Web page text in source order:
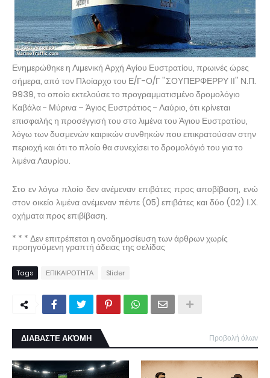
Ενημερώθηκε η Λιμενική Αρχή Αγίου Ευστρατίου, πρωινές ώρες
σήμερα, από τον Πλοίαρχο του Ε/Γ-Ο/Γ ''ΣΟΥΠΕΡΦΕΡΡΥ ΙΙ'' Ν.Π.
9939, το οποίο εκτελούσε το προγραμματισμένο δρομολόγιο
Καβάλα - Μύρινα – Άγιος Ευστράτιος - Λαύριο, ότι κρίνεται
επισφαλής η προσέγγισή του στο λιμένα του Άγιου Ευστρατίου,
λόγω των δυσμενών καιρικών συνθηκών που επικρατούσαν στην
περιοχή και ότι το πλοίο θα συνεχίσει το δρομολόγιό του για το
λιμένα Λαυρίου.
Στο εν λόγω πλοίο δεν ανέμεναν επιβάτες προς αποβίβαση, ενώ
στον οικείο λιμένα ανέμεναν πέντε (05) επιβάτες και δύο (02) Ι.Χ.
οχήματα προς επιβίβαση.
* * * Δεν επιτρέπεται η αναδημοσίευση των άρθρων χωρίς
προηγούμενη γραπτή άδειας της σελίδας
Tags ΕΠΙΚΑΙΡΟΤΗΤΑ Slider
ΔΙΑΒΑΣΤΕ ΑΚΌΜΗ Προβολή όλων